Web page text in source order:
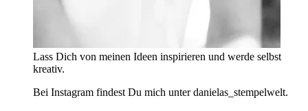
Lass Dich von meinen Ideen inspirieren und werde selbst
kreativ.
Bei Instagram findest Du mich unter danielas_stempelwelt.